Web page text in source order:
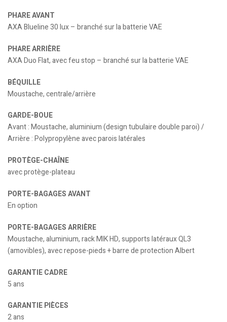
PHARE AVANT
AXA Blueline 30 lux – branché sur la batterie VAE
PHARE ARRIÈRE
AXA Duo Flat, avec feu stop – branché sur la batterie VAE
BÉQUILLE
Moustache, centrale/arrière
GARDE-BOUE
Avant : Moustache, aluminium (design tubulaire double paroi) /
Arrière : Polypropylène avec parois latérales
PROTÈGE-CHAÎNE
avec protège-plateau
PORTE-BAGAGES AVANT
En option
PORTE-BAGAGES ARRIÈRE
Moustache, aluminium, rack MIK HD, supports latéraux QL3
(amovibles), avec repose-pieds + barre de protection Albert
GARANTIE CADRE
5 ans
GARANTIE PIÈCES
2 ans